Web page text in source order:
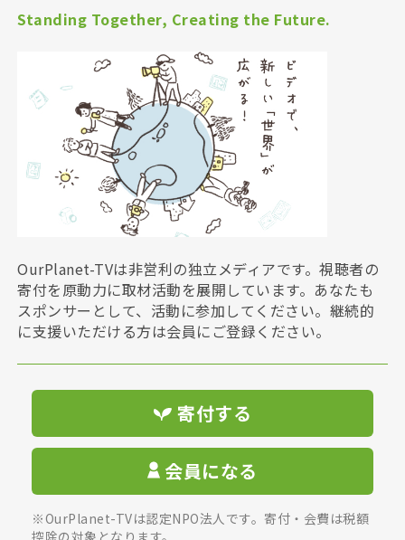
Standing Together, Creating the Future.
OurPlanet-TVは非営利の独立メディアです。視聴者の
寄付を原動力に取材活動を展開しています。あなたも
スポンサーとして、活動に参加してください。継続的
に支援いただける方は会員にご登録ください。
寄付する
会員になる
※OurPlanet-TVは認定NPO法人です。寄付・会費は税額